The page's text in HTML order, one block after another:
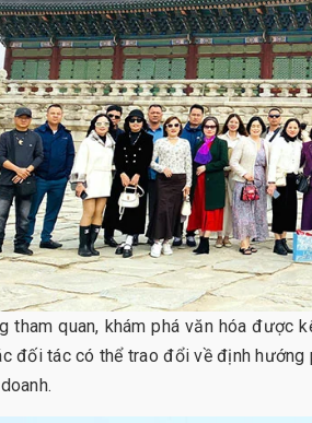
tham quan, khám phá văn hóa được
đối tác có thể trao đổi về định